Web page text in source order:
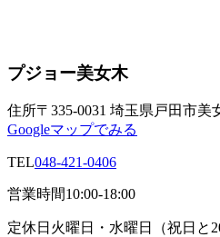
プジョー美女木
住所〒335-0031 埼玉県戸田市美
Googleマップでみる
TEL048-421-0406
営業時間10:00-18:00
定休日 火曜日・水曜日（祝日と